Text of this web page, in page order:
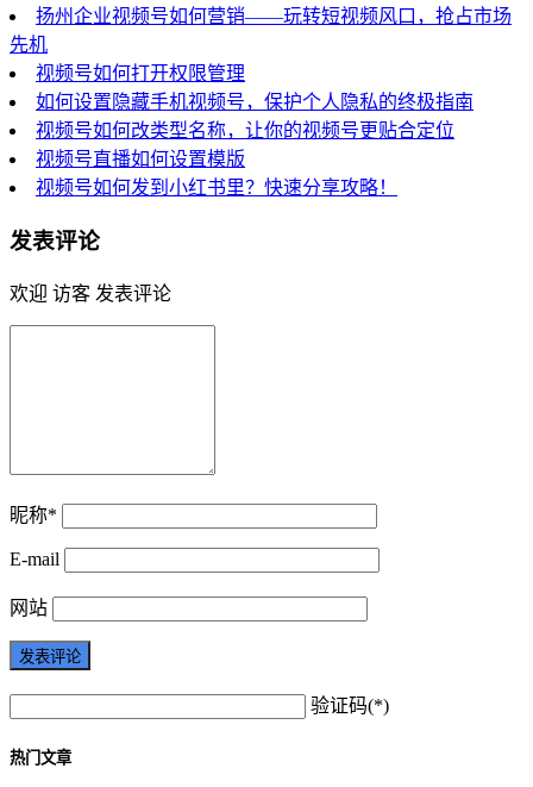
扬州企业视频号如何营销——玩转短视频风口，抢占市场
先机
视频号如何打开权限管理
如何设置隐藏手机视频号，保护个人隐私的终极指南
视频号如何改类型名称，让你的视频号更贴合定位
视频号直播如何设置模版
视频号如何发到小红书里？快速分享攻略！
发表评论
欢迎 访客 发表评论
昵称*
E-mail
网站
验证码(*)
热门文章